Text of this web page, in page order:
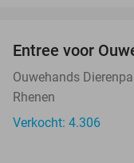
Entree voor
Ouwehands
Rhenen
Verkocht: 4.306